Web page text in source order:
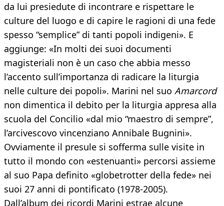
da lui presiedute di incontrare e rispettare le
culture del luogo e di capire le ragioni di una fede
spesso “semplice” di tanti popoli indigeni». E
aggiunge: «In molti dei suoi documenti
magisteriali non è un caso che abbia messo
l’accento sull’importanza di radicare la liturgia
nelle culture dei popoli». Marini nel suo Amarcord
non dimentica il debito per la liturgia appresa alla
scuola del Concilio «dal mio “maestro di sempre”,
l’arcivescovo vincenziano Annibale Bugnini».
Ovviamente il presule si sofferma sulle visite in
tutto il mondo con «estenuanti» percorsi assieme
al suo Papa definito «globetrotter della fede» nei
suoi 27 anni di pontificato (1978-2005).
Dall’album dei ricordi Marini estrae alcune